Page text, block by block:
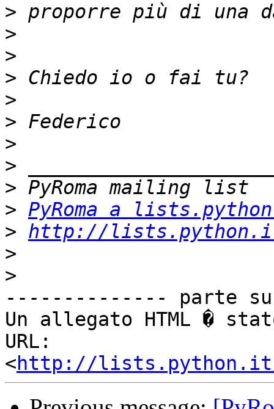
>
>
>
>
>
>
>
>
>
> PyRoma a
> http://
>
>
-------------- parte
Un allegato HTML �
URL:
<http://lists.python.it/